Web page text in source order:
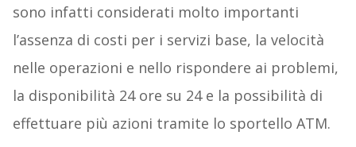
sono infatti considerati molto importanti
l’assenza di costi per i servizi base, la velocità
nelle operazioni e nello rispondere ai problemi,
la disponibilità 24 ore su 24 e la possibilità di
effettuare più azioni tramite lo sportello ATM.